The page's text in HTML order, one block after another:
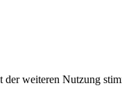
der weiteren Nutzung